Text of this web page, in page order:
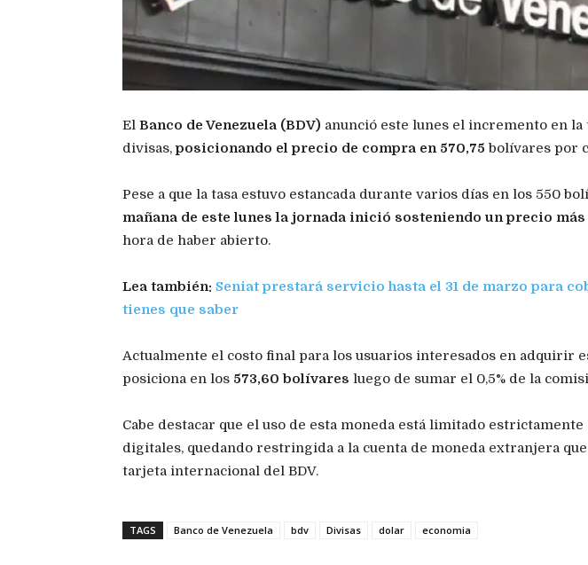
El Banco de Venezuela (BDV) anunció este lunes el incremento en la
divisas,posicionando el precio de compra en 570,75 bolívares por
Pese a que la tasa estuvo estancada durante varios días en los 550
mañana de este lunes la jornada inició sosteniendo un precio más
hora de haber abierto.
Lea también: Seniat prestará servicio hasta el 31 de marzo para
tienes que saber
Actualmente el costo final para los usuarios interesados en adquirir
posiciona en los 573,60 bolívares luego de sumar el 0,5% de la
Cabe destacar que el uso de esta moneda está limitado
digitales, quedando restringida a la cuenta de moneda extranjera
tarjeta internacional del BDV.
TAGS Banco de Venezuela bdv Divisas dolar economia